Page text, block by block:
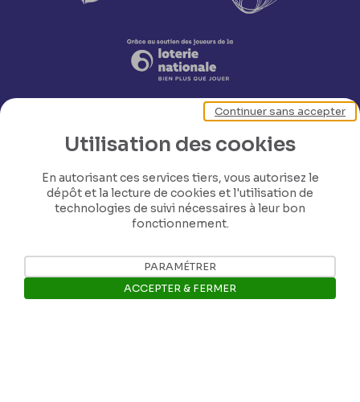
Nos coordonnées
Tél: +32 81 77 67 55
E-mail: info@museerops.be
Utilisation des cookies
En autorisant ces services tiers, vous autorisez le
dépôt et la lecture de cookies et l'utilisation de
technologies de suivi nécessaires à leur bon
fonctionnement.
Continuer sans accepter
PARAMÉTRER
ACCEPTER & FERMER